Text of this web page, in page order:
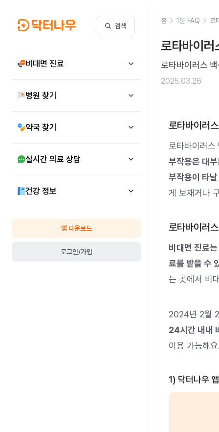
검색
비대면 진료
병원 찾기
약국 찾기
실시간 의료 상담
건강 정보
앱 다운로드
로그인/가입
홈 1분 FAQ 로
로타바이러
로타바이러스
2025.03.26
로타바이러
로타바이러
부작용은 대
부작용이 타
게 보채거나
로타바이러
비대면 진료
료를 받을 수
는 곳에서 비
2024년 2월
24시간 내내
이용 가능해
1) 닥터나우